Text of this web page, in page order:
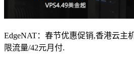
EdgeNAT：春节优惠促销,香港云主
限流量/42元月付.